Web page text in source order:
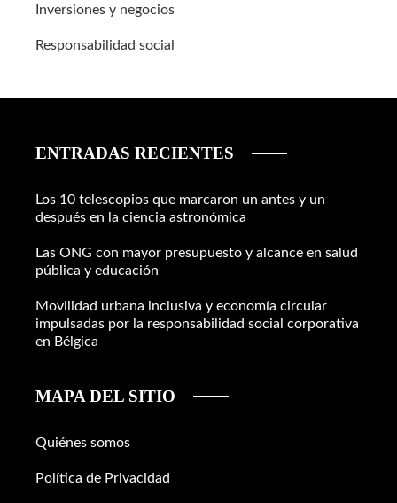
Inversiones y negocios
Responsabilidad social
ENTRADAS RECIENTES
Los 10 telescopios que marcaron un antes y un
después en la ciencia astronómica
Las ONG con mayor presupuesto y alcance en salud
pública y educación
Movilidad urbana inclusiva y economía circular
impulsadas por la responsabilidad social corporativa
en Bélgica
MAPA DEL SITIO
Quiénes somos
Política de Privacidad